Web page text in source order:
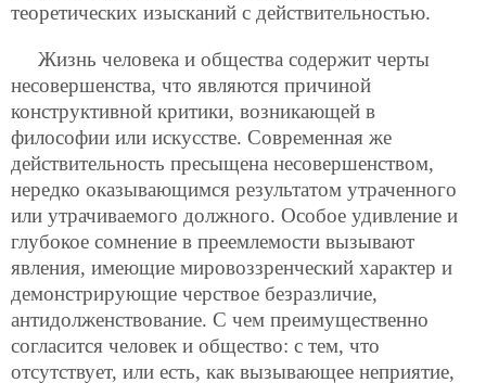
теоретических изысканий с действительностью.
Жизнь человека и общества содержит черты
несовершенства, что являются причиной
конструктивной критики, возникающей в
философии или искусстве. Современная же
действительность пресыщена несовершенством,
нередко оказывающимся результатом утраченного
или утрачиваемого должного. Особое удивление и
глубокое сомнение в преемлемости вызывают
явления, имеющие мировоззренческий характер и
демонстрирующие черствое безразличие,
антидолженствование. С чем преимущественно
согласится человек и общество: с тем, что
отсутствует, или есть, как вызывающее неприятие,